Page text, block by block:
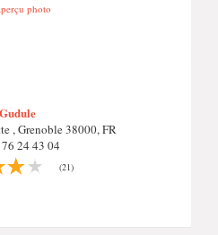
photo
Gudule
, Grenoble 38000, FR
24 43 04
(21)